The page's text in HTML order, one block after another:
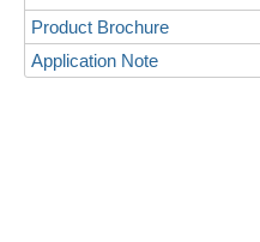
Product Brochure
Application Note